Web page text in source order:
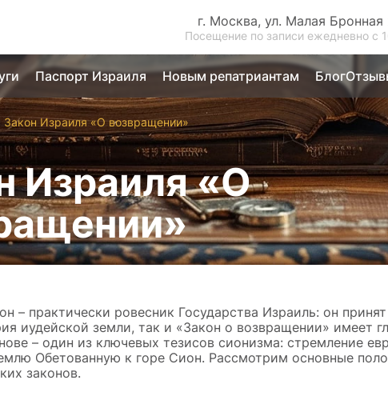
г. Москва, ул. Малая Бронная
Посещение по записи ежедневно с
Паспорт Израиля Новым репатриантам Блог
Закон Израиля «О возвращении»
Израиля «О
– практически ровесник Государства Израиль: он
иудейской земли, так и «Закон о возвращении» имеет
– один из ключевых тезисов сионизма: стремление
Обетованную к горе Сион. Рассмотрим основные
законов.